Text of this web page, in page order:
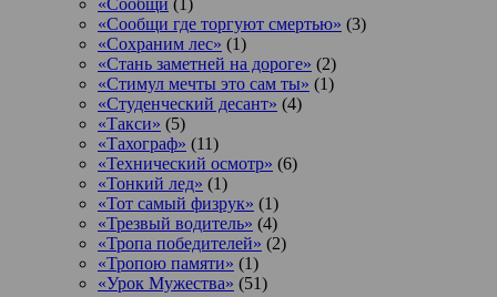
«Сообщи где торгуют смертью» (3)
«Сохраним лес» (1)
«Стань заметней на дороге» (2)
«Стимул мечты это сам ты» (1)
«Студенческий десант» (4)
«Такси» (5)
«Тахограф» (11)
«Технический осмотр» (6)
«Тонкий лед» (1)
«Тот самый физрук» (1)
«Трезвый водитель» (4)
«Тропа победителей» (2)
«Тропою памяти» (1)
«Урок Мужества» (51)